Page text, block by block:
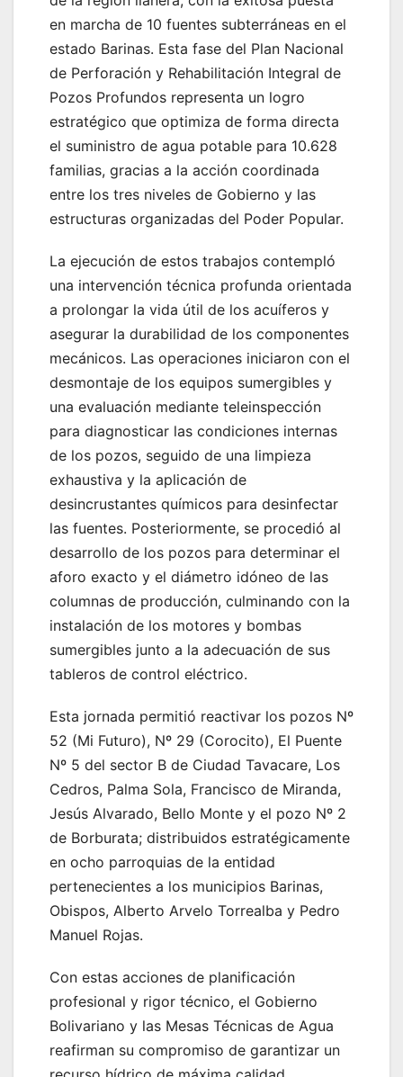
en marcha de 10 fuentes subterráneas en el
estado Barinas. Esta fase del Plan Nacional
de Perforación y Rehabilitación Integral de
Pozos Profundos representa un logro
estratégico que optimiza de forma directa
el suministro de agua potable para 10.628
familias, gracias a la acción coordinada
entre los tres niveles de Gobierno y las
estructuras organizadas del Poder Popular.
​La ejecución de estos trabajos contempló
una intervención técnica profunda orientada
a prolongar la vida útil de los acuíferos y
asegurar la durabilidad de los componentes
mecánicos. Las operaciones iniciaron con el
desmontaje de los equipos sumergibles y
una evaluación mediante teleinspección
para diagnosticar las condiciones internas
de los pozos, seguido de una limpieza
exhaustiva y la aplicación de
desincrustantes químicos para desinfectar
las fuentes. Posteriormente, se procedió al
desarrollo de los pozos para determinar el
aforo exacto y el diámetro idóneo de las
columnas de producción, culminando con la
instalación de los motores y bombas
sumergibles junto a la adecuación de sus
tableros de control eléctrico.
​Esta jornada permitió reactivar los pozos Nº
52 (Mi Futuro), Nº 29 (Corocito), El Puente
Nº 5 del sector B de Ciudad Tavacare, Los
Cedros, Palma Sola, Francisco de Miranda,
Jesús Alvarado, Bello Monte y el pozo Nº 2
de Borburata; distribuidos estratégicamente
en ocho parroquias de la entidad
pertenecientes a los municipios Barinas,
Obispos, Alberto Arvelo Torrealba y Pedro
Manuel Rojas.
Con estas acciones de planificación
profesional y rigor técnico, el Gobierno
Bolivariano y las Mesas Técnicas de Agua
reafirman su compromiso de garantizar un